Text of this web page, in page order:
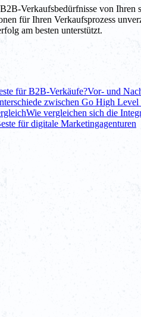
Verkaufsbedürfnisse von
für Ihren Verkaufsprozess
am besten unterstützt.
für B2B-Verkäufe?Vor- und
zwischen Go High Level
Wie vergleichen sich die
für digitale Marketingagenturen